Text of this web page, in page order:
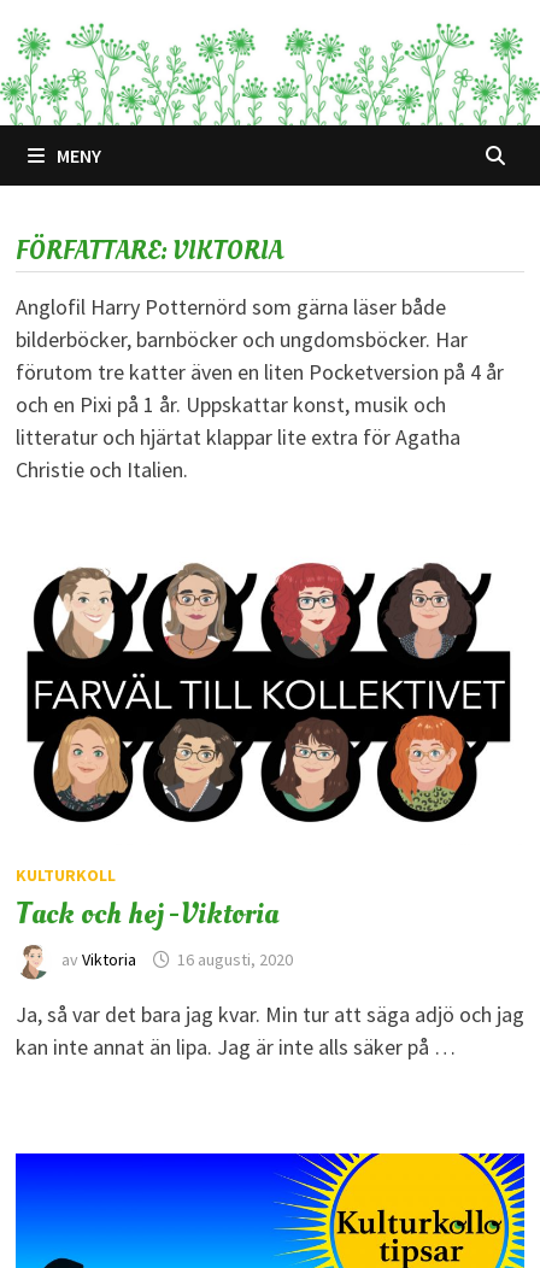
till
innehåll
MENY
FÖRFATTARE:VIKTORIA
Anglofil Harry Potternörd som gärna läser både
bilderböcker, barnböcker och ungdomsböcker. Har
förutom tre katter även en liten Pocketversion på 4 år
och en Pixi på 1 år. Uppskattar konst, musik och
litteratur och hjärtat klappar lite extra för Agatha
Christie och Italien.
KULTURKOLL
Tack och hej -Viktoria
av Viktoria 16 augusti, 2020
Ja, så var det bara jag kvar. Min tur att säga adjö och jag
kan inte annat än lipa. Jag är inte alls säker på …